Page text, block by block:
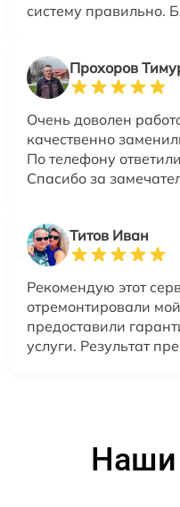
систему правильно.
Прохоров
Очень доволен
качественно
По телефону
Спасибо за
Титов Иван
Рекомендую этот
отремонтировали
предоставили
услуги. Результат
Наши